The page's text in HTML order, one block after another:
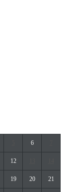
6
12
19 20 21